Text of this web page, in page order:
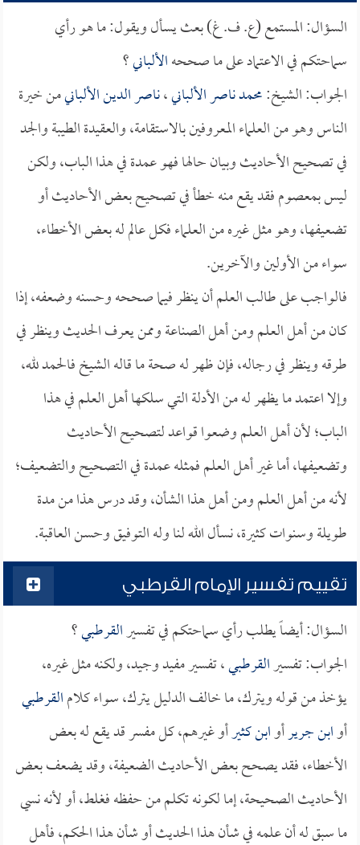
السؤال: المستمع (ع. ف. غ) بعث يسأل ويقول: ما هو رأي
سماحتكم في الاعتماد على ما صححهالألباني؟
الجواب: الشيخ:محمد ناصر الألباني،ناصر الدين الألبانيمن خيرة
الناس وهو من العلماء المعروفين بالاستقامة، والعقيدة الطيبة والجد
في تصحيح الأحاديث وبيان حالها فهو عمدة في هذا الباب، ولكن
ليس بمعصوم فقد يقع منه خطأ في تصحيح بعض الأحاديث أو
تضعيفها، وهو مثل غيره من العلماء فكل عالم له بعض الأخطاء،
سواء من الأولين والآخرين.
فالواجب على طالب العلم أن ينظر فيما صححه وحسنه وضعفه، إذا
كان من أهل العلم ومن أهل الصناعة وممن يعرف الحديث وينظر في
طرقه وينظر في رجاله، فإن ظهر له صحة ما قاله الشيخ فالحمد لله،
وإلا اعتمد ما يظهر له من الأدلة التي سلكها أهل العلم في هذا
الباب؛ لأن أهل العلم وضعوا قواعد لتصحيح الأحاديث
وتضعيفها، أما غير أهل العلم فمثله عمدة في التصحيح والتضعيف؛
لأنه من أهل العلم ومن أهل هذا الشأن، وقد درس هذا من مدة
طويلة وسنوات كثيرة، نسأل الله لنا وله التوفيق وحسن العاقبة.
تقييم تفسير الإمام القرطبي
السؤال: أيضاً يطلب رأي سماحتكم في تفسيرالقرطبي؟
الجواب: تفسيرالقرطبي، تفسير مفيد وجيد، ولكنه مثل غيره،
يؤخذ من قوله ويترك، ما خالف الدليل يترك، سواء كلامالقرطبي
أوابن جريرأوابن كثيرأو غيرهم، كل مفسر قد يقع له بعض
الأخطاء، فقد يصحح بعض الأحاديث الضعيفة، وقد يضعف بعض
الأحاديث الصحيحة، إما لكونه تكلم من حفظه فغلط، أو لأنه نسي
ما سبق له أن علمه في شأن هذا الحديث أو شأن هذا الحكم، فأهل